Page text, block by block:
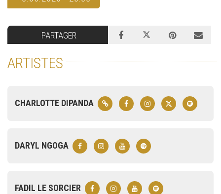
PARTAGER
ARTISTES
CHARLOTTE DIPANDA
DARYL NGOGA
FADIL LE SORCIER